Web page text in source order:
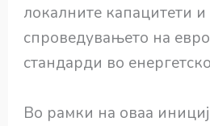
локалните капацитети
спроведувањето на
стандарди во
Во рамки на оваа